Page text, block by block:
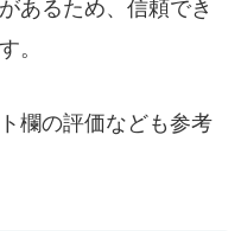
あるため、信頼でき
。
欄の評価なども参考